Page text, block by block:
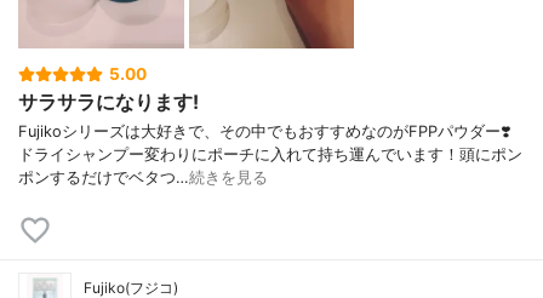
5.00
サラサラになります!
Fujikoシリーズは大好きで、その中でもおすすめなのがFPPパウダー❣️
ドライシャンプー変わりにポーチに入れて持ち運んでいます！頭にポン
ポンするだけでベタつ…続きを見る
Fujiko(フジコ)